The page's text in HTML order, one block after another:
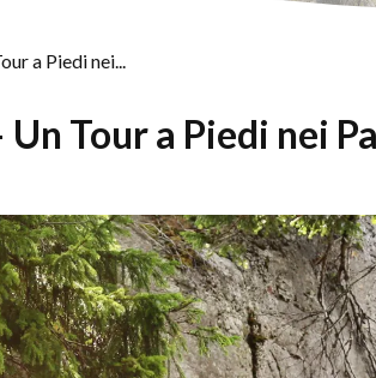
a Piedi nei...
Tour a Piedi nei